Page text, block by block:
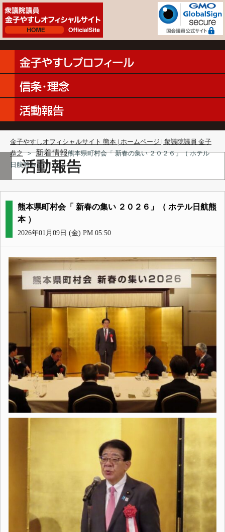
金子やすしオフィシャルサイト 熊本 | ホームページ | 衆議院議員 金子
恭之 ＞ 新着情報熊本県町村会「 新春の集い ２０２６」（ ホテル
日航熊本 ）
熊本県町村会「 新春の集い ２０２６」（ ホテル日航熊
本 ）
2026年01月09日 (金) PM 05:50